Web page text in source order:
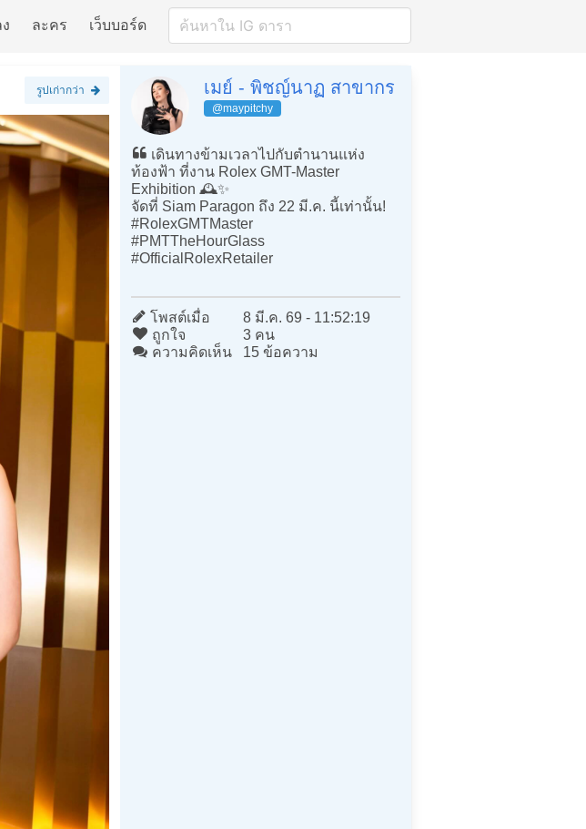
ละคร เว็บบอร์ด
รูปเก่ากว่า เมย์ - พิชญ์นาฏ สาขากร
@maypitchy
เดินทางข้ามเวลาไปกับตำนานแห่ง
ท้องฟ้า ที่งาน Rolex GMT-Master
Exhibition 🕰️✨
จัดที่ Siam Paragon ถึง 22 มี.ค. นี้เท่านั้น!
#RolexGMTMaster
#PMTTheHourGlass
#OfficialRolexRetailer
โพสต์เมื่อ
8 มี.ค. 69 - 11:52:19
ถูกใจ
3 คน
ความคิดเห็น
15 ข้อความ